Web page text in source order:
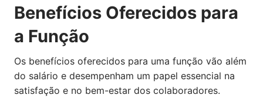
Benefícios Oferecidos para
a Função
Os benefícios oferecidos para uma função vão além
do salário e desempenham um papel essencial na
satisfação e no bem-estar dos colaboradores.